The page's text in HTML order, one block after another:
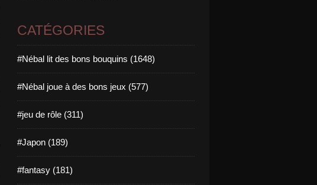
CATÉGORIES
#Nébal lit des bons bouquins (1648)
#Nébal joue à des bons jeux (577)
#jeu de rôle (311)
#Japon (189)
#fantasy (181)